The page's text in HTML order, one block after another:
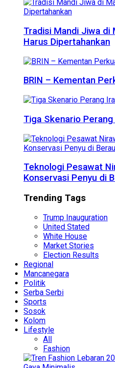
Tradisi Mandi Jiwa di
Harus Dipertahankan
BRIN – Kementan
Tiga Skenario Perang
Teknologi Pesawat
Konservasi Penyu di
Trending Tags
Trump Inauguration
United Stated
White House
Market Stories
Election Results
Regional
Mancanegara
Politik
Serba Serbi
Sports
Sosok
Kolom
Lifestyle
All
Fashion